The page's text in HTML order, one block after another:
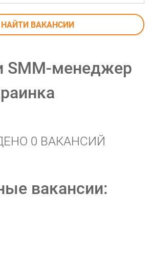
НАЙТИ ВАКАНСИИ
SMM-менеджер
0 ВАКАНСИЙ
вакансии: